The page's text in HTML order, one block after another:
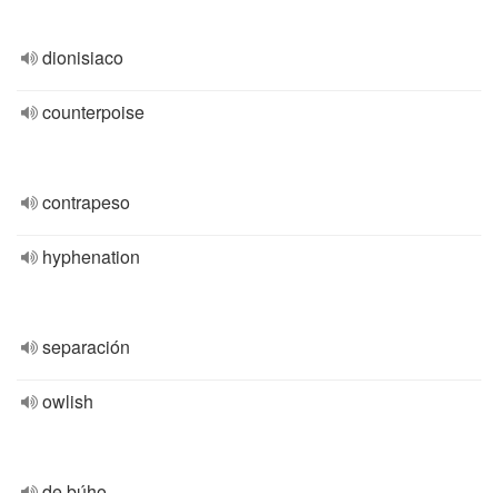
dionisiaco
counterpoise
contrapeso
hyphenation
separación
owlish